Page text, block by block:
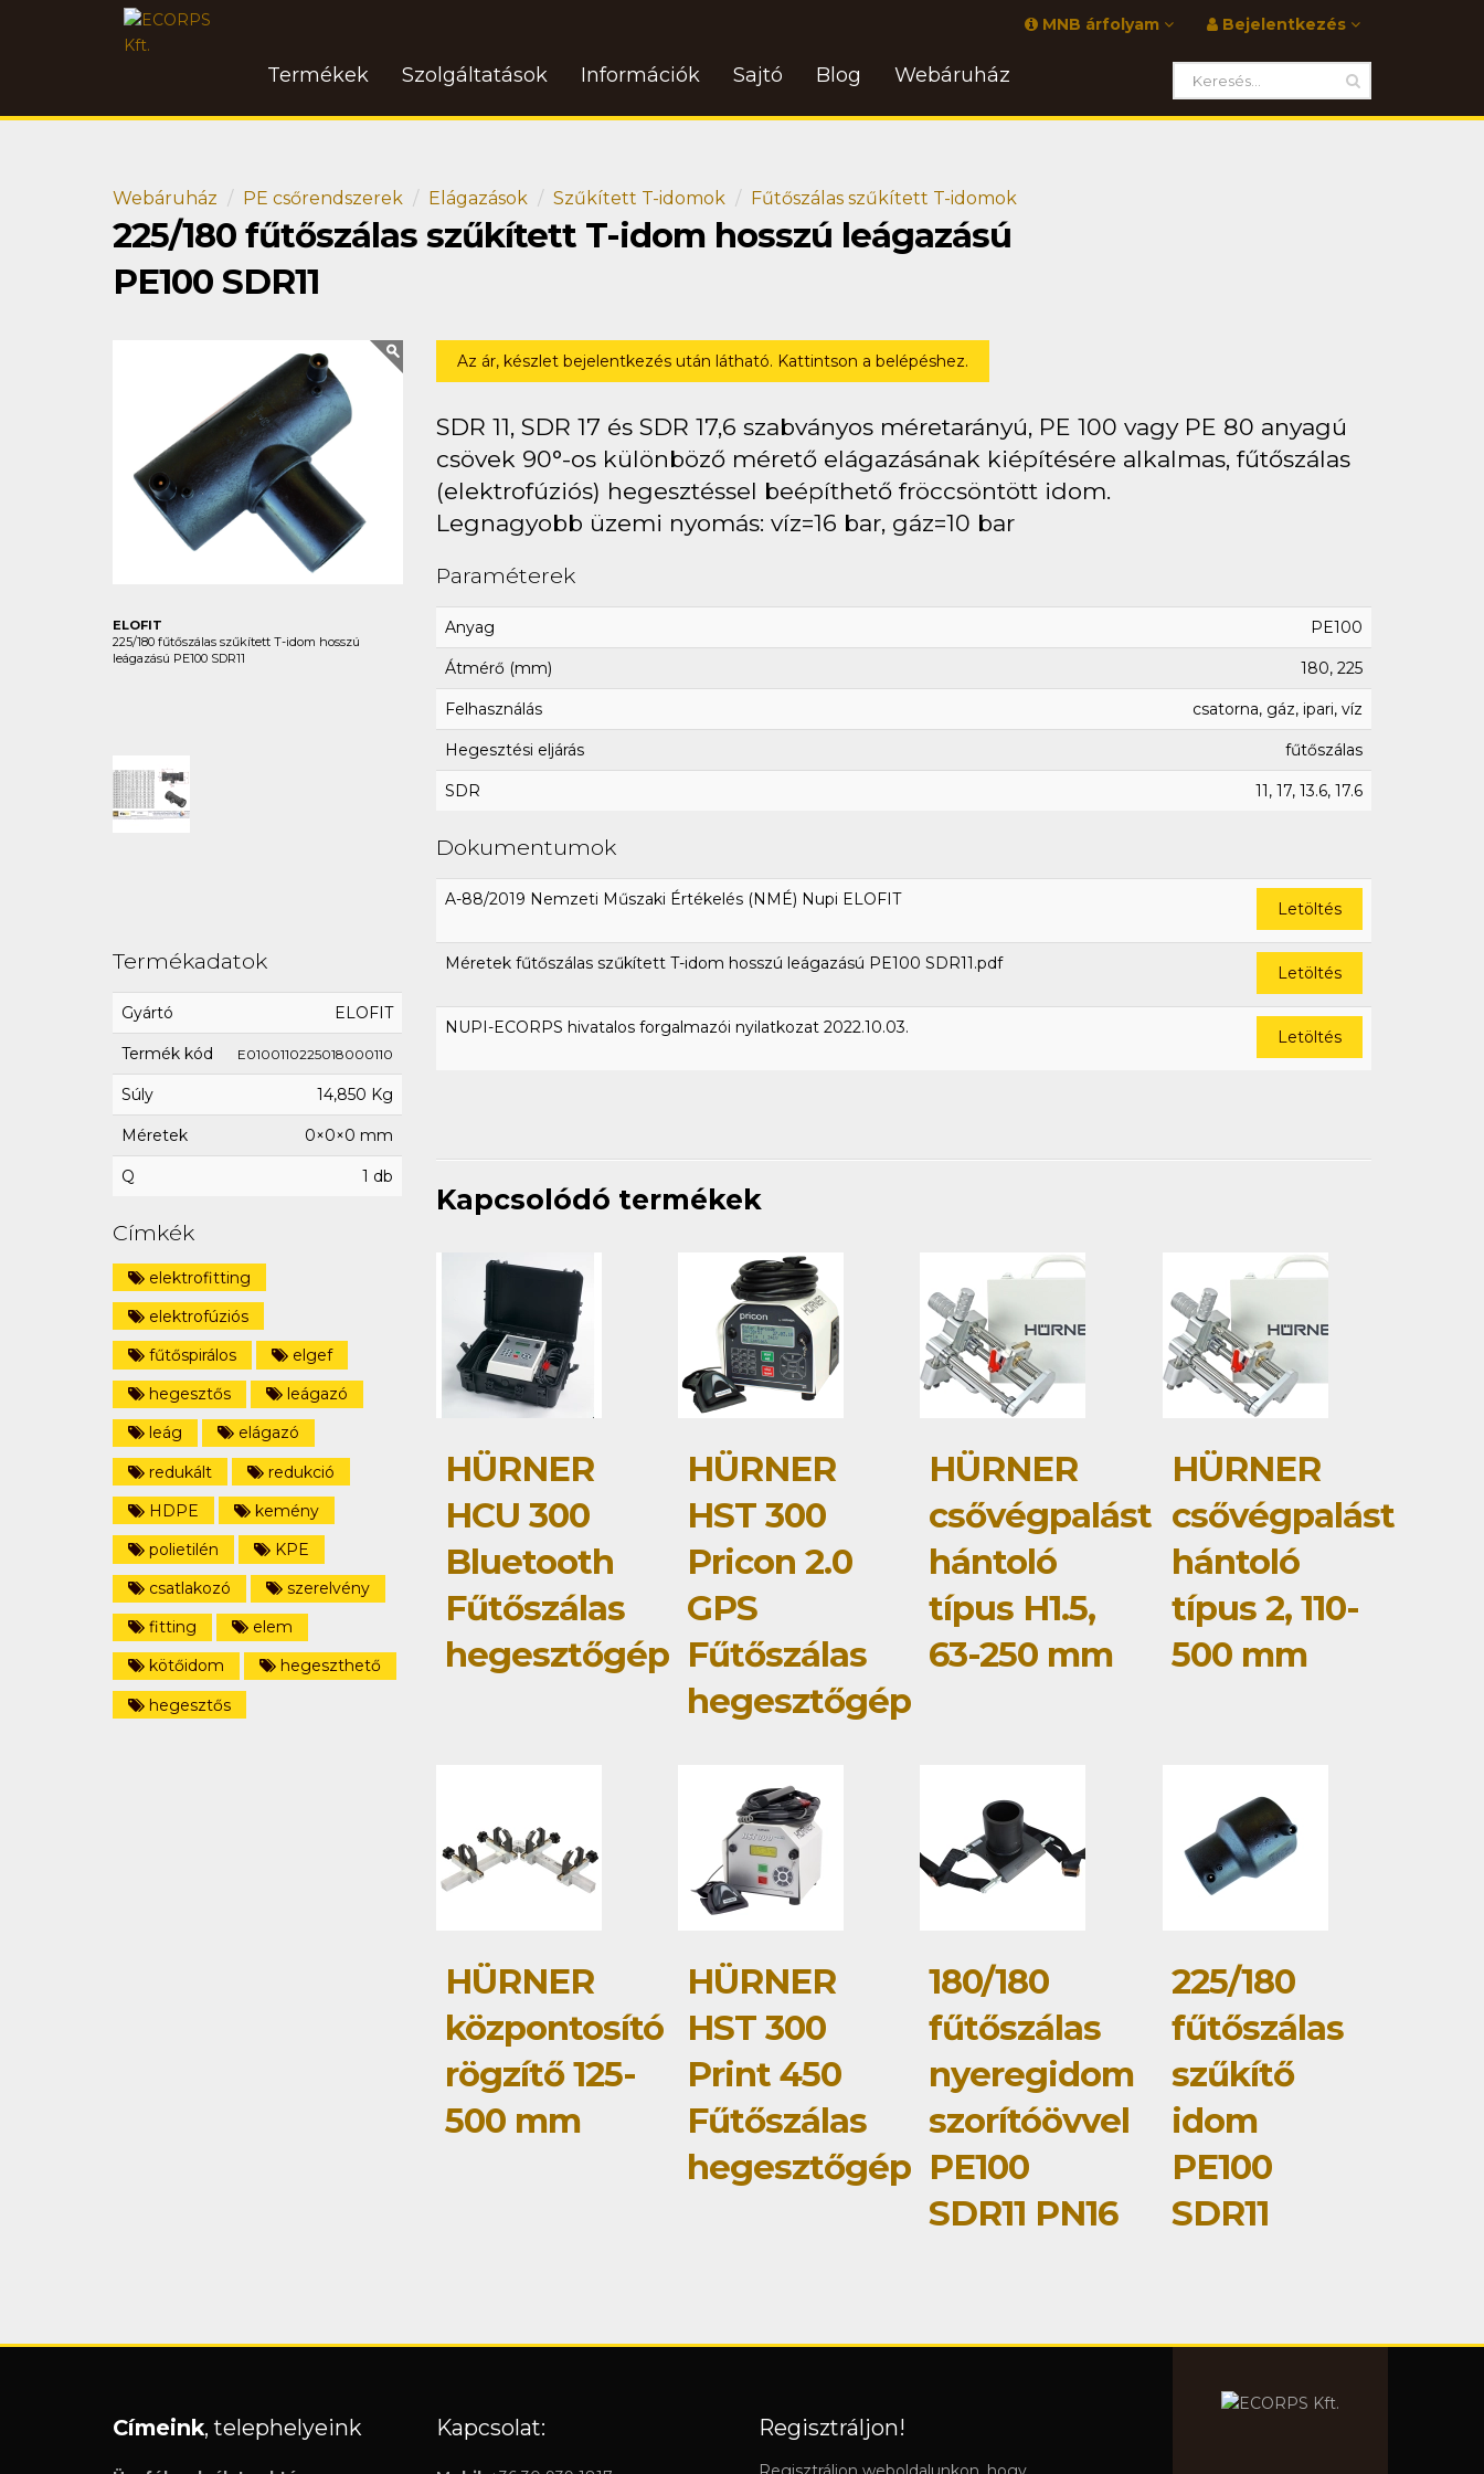
Bejelentkezés
MNB árfolyam
Termékek Szolgáltatások Információk Sajtó Blog Webáruház
Webáruház PE csőrendszerek Elágazások Szűkített T-idomok Fűtőszálas szűkített T-idomok
225/180 fűtőszálas szűkített T-idom hosszú leágazású
PE100 SDR11
ELOFIT
225/180 fűtőszálas szűkített T-idom hosszú
leágazású PE100 SDR11
Az ár, készlet bejelentkezés után látható. Kattintson a belépéshez.
SDR 11, SDR 17 és SDR 17,6 szabványos méretarányú, PE 100 vagy PE 80 anyagú
csövek 90°-os különböző mérető elágazásának kiépítésére alkalmas, fűtőszálas
(elektrofúziós) hegesztéssel beépíthető fröccsöntött idom.
Legnagyobb üzemi nyomás: víz=16 bar, gáz=10 bar
Paraméterek
Anyag PE100
Átmérő (mm) 180, 225
Felhasználás csatorna, gáz, ipari, víz
Hegesztési eljárás fűtőszálas
SDR 11, 17, 13.6, 17.6
Dokumentumok
A-88/2019 Nemzeti Műszaki Értékelés (NMÉ) Nupi ELOFIT Letöltés
Méretek fűtőszálas szűkített T-idom hosszú leágazású PE100 SDR11.pdf Letöltés
NUPI-ECORPS hivatalos forgalmazói nyilatkozat 2022.10.03. Letöltés
Termékadatok
Gyártó ELOFIT
Termék kód E0100110225018000110
Súly 14,850 Kg
Méretek 0×0×0 mm
Q 1 db
Címkék
elektrofitting
elektrofúziós
fűtőspirálos
elgef
hegesztős
leágazó
leág
elágazó
redukált
redukció
HDPE
kemény
polietilén
KPE
csatlakozó
szerelvény
fitting
elem
kötőidom
hegeszthető
hegesztős
Kapcsolódó termékek
HÜRNER
HCU 300
Bluetooth
Fűtőszálas
hegesztőgép
HÜRNER
HST 300
Pricon 2.0
GPS
Fűtőszálas
hegesztőgép
HÜRNER
csővégpalást
hántoló
típus H1.5,
63-250 mm
HÜRNER
csővégpalást
hántoló
típus 2, 110-
500 mm
HÜRNER
központosító
rögzítő 125-
500 mm
HÜRNER
HST 300
Print 450
Fűtőszálas
hegesztőgép
180/180
fűtőszálas
nyeregidom
szorítóövvel
PE100
SDR11 PN16
225/180
fűtőszálas
szűkítő
idom
PE100
SDR11
Címeink, telephelyeink Kapcsolat: Regisztráljon!